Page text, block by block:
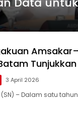
3 April 2026
– Dalam satu